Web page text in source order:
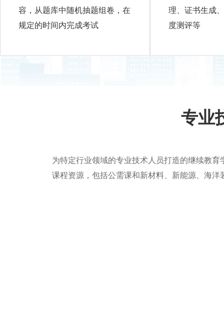
容，从题库中随机抽题组卷，在
规定的时间内完成考试
理、证书生成
度测评等
专业
为特定行业领域的专业技术人员打造的继续教
课程资源，包括公需课和新材料、新能源、海